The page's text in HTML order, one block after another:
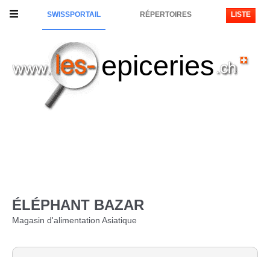
SWISSPORTAIL RÉPERTOIRES LISTE
epiceries
ÉLÉPHANT BAZAR
Magasin d'alimentation Asiatique